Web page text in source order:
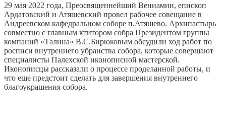
29 мая 2022 года, Преосвященнейший Вениамин, епископ
Ардатовский и Атяшевский провел рабочее совещание в
Андреевском кафедральном соборе п.Атяшево. Архипастырь
совместно с главным ктитором собра Президентом группы
компаний «Талина» В.С.Бирюковым обсудили ход работ по
росписи внутреннего убранства собора, которые совершают
специалисты Палехской иконописной мастерской.
Иконописцы рассказали о процессе проделанной работы, и
что еще предстоит сделать для завершения внутреннего
благоукрашения собора.